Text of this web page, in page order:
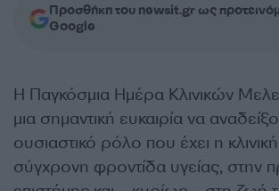
Προσθήκη του newsit.gr ως
Google
Η Παγκόσμια Ημέρα Κλινικών
μια σημαντική ευκαιρία να
ουσιαστικό ρόλο που έχει η
σύγχρονη φροντίδα υγείας, στην